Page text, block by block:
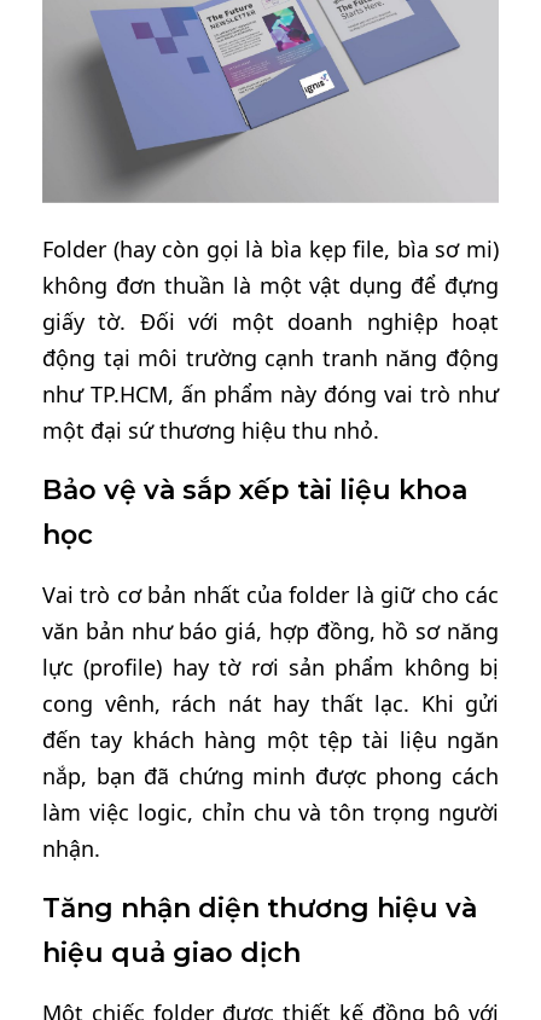
Folder (hay còn gọi là bìa kẹp file, bìa sơ mi)
không đơn thuần là một vật dụng để đựng
giấy tờ. Đối với một doanh nghiệp hoạt
động tại môi trường cạnh tranh năng động
như TP.HCM, ấn phẩm này đóng vai trò như
một đại sứ thương hiệu thu nhỏ.
Bảo vệ và sắp xếp tài liệu khoa
học
Vai trò cơ bản nhất của folder là giữ cho các
văn bản như báo giá, hợp đồng, hồ sơ năng
lực (profile) hay tờ rơi sản phẩm không bị
cong vênh, rách nát hay thất lạc. Khi gửi
đến tay khách hàng một tệp tài liệu ngăn
nắp, bạn đã chứng minh được phong cách
làm việc logic, chỉn chu và tôn trọng người
nhận.
Tăng nhận diện thương hiệu và
hiệu quả giao dịch
Một chiếc folder được thiết kế đồng bộ với